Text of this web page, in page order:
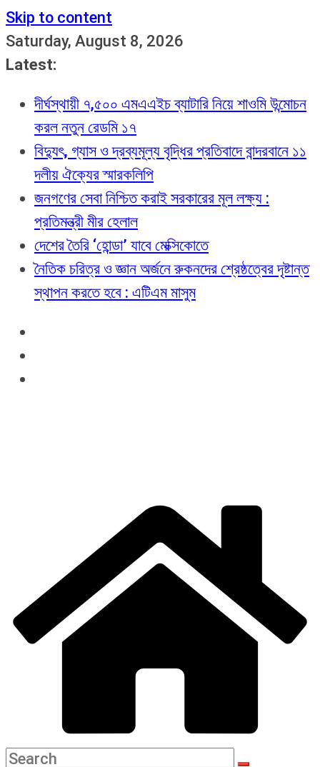
Skip to content
Saturday, August 8, 2026
Latest:
দীর্ঘস্থায়ী ৭,৫০০ এমএএইচ ব্যাটারি নিয়ে শাওমি উন্মোচন
করল নতুন রেডমি ১৭
বিদ্যুৎ, গ্যাস ও দ্রব্যমূল্য বৃদ্ধির প্রতিবাদে বান্দরবানে ১১
দলীয় ঐক্যের স্মারকলিপি
জনগণের সেবা নিশ্চিত করাই সরকারের মূল লক্ষ্য :
প্রতিমন্ত্রী মীর হেলাল
দেশের তৈরি ‘হোন্ডা’ যাবে মেক্সিকোতে
নৈতিক চরিত্র ও জ্ঞান অর্জনে রুকনদের শ্রেষ্ঠত্বের দৃষ্টান্ত
স্থাপন করতে হবে : এটিএম মাসুম